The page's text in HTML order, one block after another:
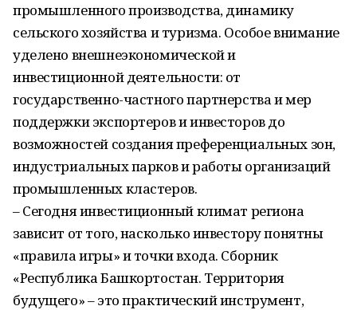
промышленного производства, динамику
сельского хозяйства и туризма. Особое внимание
уделено внешнеэкономической и
инвестиционной деятельности: от
государственно-частного партнерства и мер
поддержки экспортеров и инвесторов до
возможностей создания преференциальных зон,
индустриальных парков и работы организаций
промышленных кластеров.
– Сегодня инвестиционный климат региона
зависит от того, насколько инвестору понятны
«правила игры» и точки входа. Сборник
«Республика Башкортостан. Территория
будущего» – это практический инструмент,